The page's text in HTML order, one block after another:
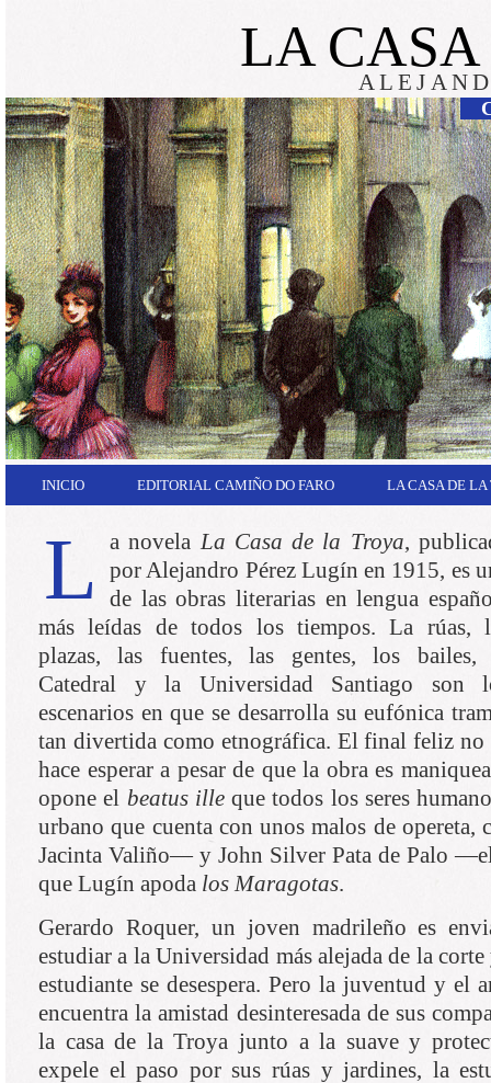
LA
INICIO EDITORIAL CAMIÑO DO FARO LA CASA DE LA
L a novela La Casa de la Troya,
por Alejandro Pérez Lugín en 1915, es
de las obras literarias en lengua
más leídas de todos los tiempos. La rúas,
plazas, las fuentes, las gentes, los bailes,
Catedral y la Universidad Santiago son
escenarios en que se desarrolla su eufónica
tan divertida como etnográfica. El final feliz no
hace esperar a pesar de que la obra es
opone el beatus illeque todos los seres
urbano que cuenta con unos malos de
Jacinta Valiño— y John Silver Pata de Palo
que Lugín apoda los Maragotas.
Gerardo Roquer, un joven madrileño es
estudiar a la Universidad más alejada de la
estudiante se desespera. Pero la juventud y el
encuentra la amistad desinteresada de sus
la casa de la Troya junto a la suave y
expele el paso por sus rúas y jardines, la